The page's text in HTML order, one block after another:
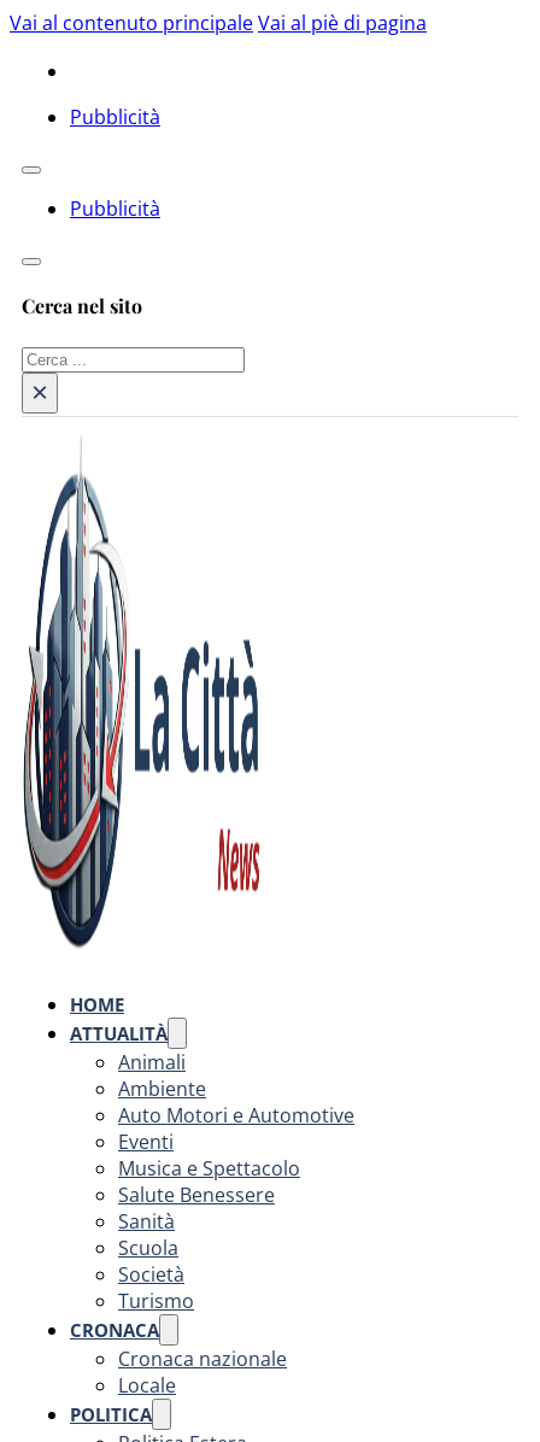
Vai al contenuto principaleVai al piè di pagina
Pubblicità
Pubblicità
Cerca nel sito
Cerca
×
HOME
ATTUALITÀ
Animali
Ambiente
Auto Motori e Automotive
Eventi
Musica e Spettacolo
Salute Benessere
Sanità
Scuola
Società
Turismo
CRONACA
Cronaca nazionale
Locale
POLITICA